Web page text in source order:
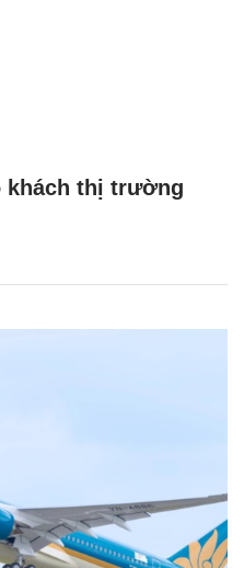
khách thị trường